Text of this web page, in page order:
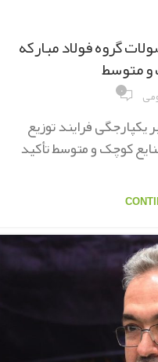
گروه فولاد مبارکه
متوسط
۰
فرایند توزیع
کوچک و متوسط تأکید